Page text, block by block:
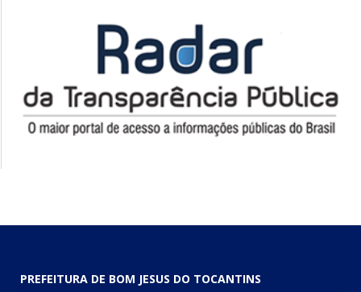
PREFEITURA DE BOM JESUS DO TOCANTINS